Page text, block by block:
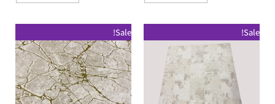
Sale!
Sale!
זה
יש
מספר
סוגים.